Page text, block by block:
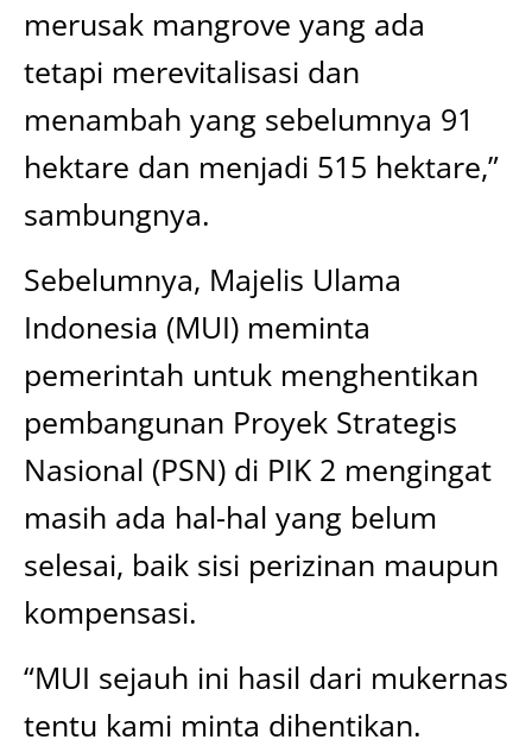
merusak mangrove yang ada
tetapi merevitalisasi dan
menambah yang sebelumnya 91
hektare dan menjadi 515 hektare,”
sambungnya.
Sebelumnya, Majelis Ulama
Indonesia (MUI) meminta
pemerintah untuk menghentikan
pembangunan Proyek Strategis
Nasional (PSN) di PIK 2 mengingat
masih ada hal-hal yang belum
selesai, baik sisi perizinan maupun
kompensasi.
“MUI sejauh ini hasil dari mukernas
tentu kami minta dihentikan.